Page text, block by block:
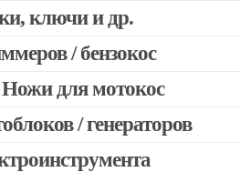
ключи и др.
/ бензокос
триммеров
Stihl / Husqvarna / Oleo-mac / Echo и
для мотокос
/ генераторов